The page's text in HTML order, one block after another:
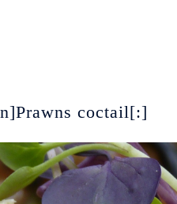
coctail[:]